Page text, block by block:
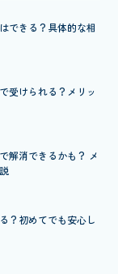
できる？具体的な相
受けられる？メリッ
解消できるかも？ メ
？初めてでも安心し